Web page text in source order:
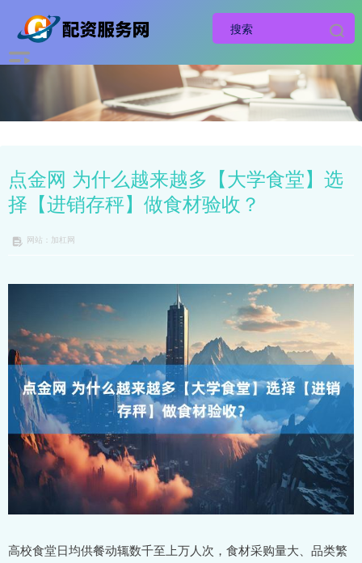
点金网 为什么越来越多【大学食堂】选
择【进销存秤】做食材验收？
网站：加杠网
高校食堂日均供餐动辄数千至上万人次，食材采购量大、品类繁